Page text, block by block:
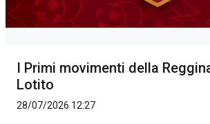
I Primi movimenti della
Lotito
28/07/2026 12:27